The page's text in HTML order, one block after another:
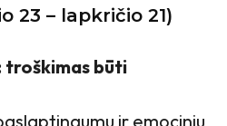
23 – lapkričio 21)
troškimas būti
ir emociniu